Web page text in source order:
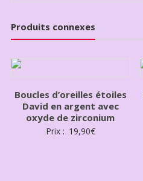
Produits connexes
Boucles d’oreilles étoiles
David en argent avec
oxyde de zirconium
Prix : 19,90€